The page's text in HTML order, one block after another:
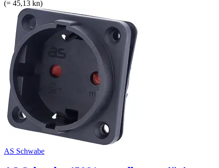
(= 45,13 kn)
AS Schwabe